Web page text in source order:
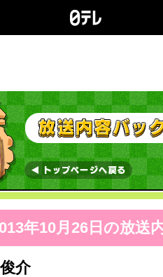
年10月26日の放送
介